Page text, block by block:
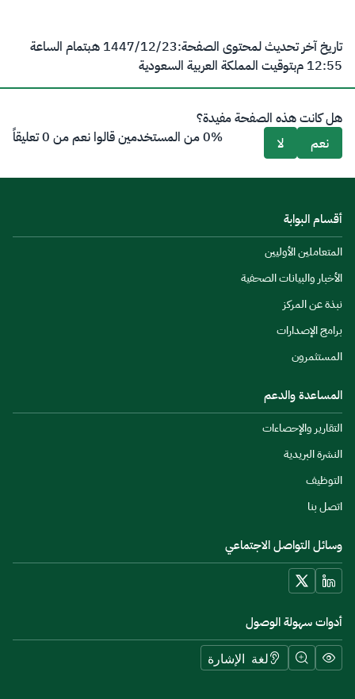
تاريخ آخر تحديث لمحتوى الصفحة:23‏/12‏/1447 هـ
بتمام الساعة
12:55 م
بتوقيت المملكة العربية السعودية
هل كانت هذه الصفحة مفيدة؟
نعم
لا 0% من المستخدمين قالوا نعم من 0 تعليقاً
أقسام البوابة
المتعاملين الأوليين
الأخبار والبيانات الصحفية
نبذة عن المركز
برامج الإصدارات
المستثمرون
المساعدة والدعم
التقارير والإحصاءات
النشرة البريدية
التوظيف
اتصل بنا
وسائل التواصل الاجتماعي
أدوات سهولة الوصول
لغة الإشارة